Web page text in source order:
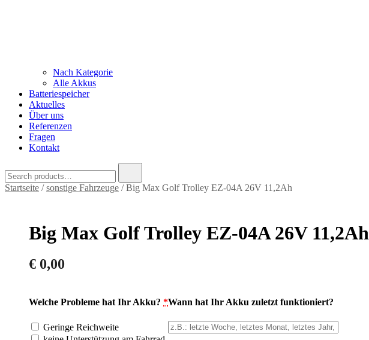
Nach Kategorie
Alle Akkus
Batteriespeicher
Aktuelles
Über uns
Referenzen
Fragen
Kontakt
for:
Startseite /sonstige Fahrzeuge / Big Max Golf Trolley EZ-04A 26V 11,2Ah
Big Max Golf Trolley EZ-04A 26V 11,2Ah
€ 0,00
Welche Probleme hat Ihr Akku? *
Geringe Reichweite
Wann hat Ihr Akku zuletzt funktioniert?